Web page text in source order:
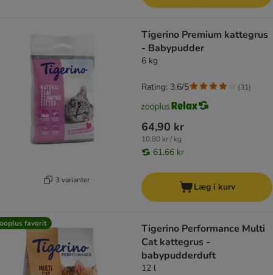
3 varianter
Tigerino Premium kattegrus
- Babypudder
6 kg
64,90 kr
10,80 kr / kg
61,66 kr
Rating: 3.6/5 (31)
Læg i kurv
favorit
Tigerino Performance Multi
Cat kattegrus -
babypudderduft
12 l